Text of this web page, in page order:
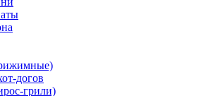
догов
грили)